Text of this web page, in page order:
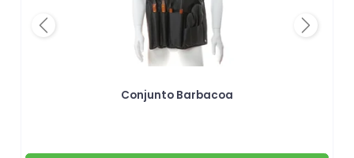
Conjunto Barbacoa
Previous Next